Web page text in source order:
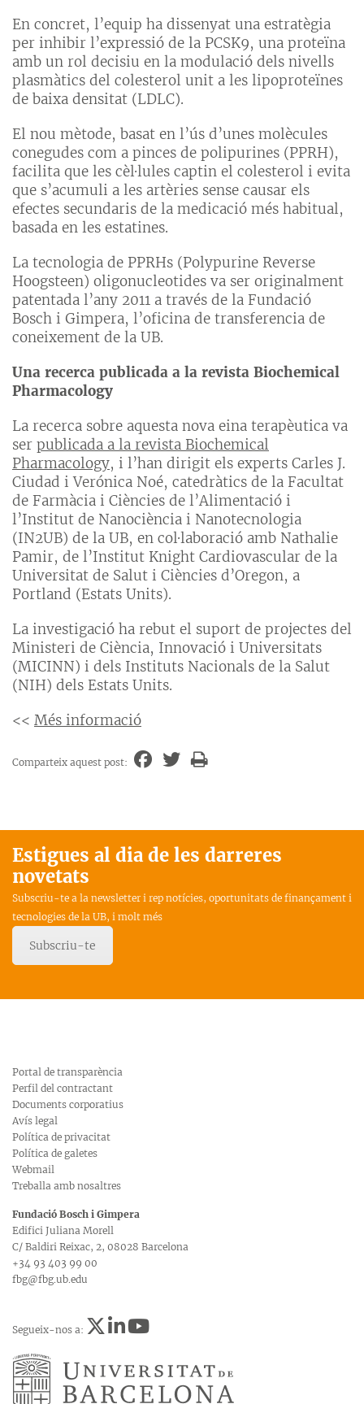
En concret, l’equip ha dissenyat una estratègia
per inhibir l’expressió de la PCSK9, una proteïna
amb un rol decisiu en la modulació dels nivells
plasmàtics del colesterol unit a les lipoproteïnes
de baixa densitat (LDLC).
El nou mètode, basat en l’ús d’unes molècules
conegudes com a pinces de polipurines (PPRH),
facilita que les cèl·lules captin el colesterol i evita
que s’acumuli a les artèries sense causar els
efectes secundaris de la medicació més habitual,
basada en les estatines.
La tecnologia de PPRHs (Polypurine Reverse
Hoogsteen) oligonucleotides va ser originalment
patentada l’any 2011 a través de la Fundació
Bosch i Gimpera, l’oficina de transferencia de
coneixement de la UB.
Una recerca publicada a la revista Biochemical
Pharmacology
La recerca sobre aquesta nova eina terapèutica va
ser publicada a la revista Biochemical
Pharmacology, i l’han dirigit els experts Carles J.
Ciudad i Verónica Noé, catedràtics de la Facultat
de Farmàcia i Ciències de l’Alimentació i
l’Institut de Nanociència i Nanotecnologia
(IN2UB) de la UB, en col·laboració amb Nathalie
Pamir, de l’Institut Knight Cardiovascular de la
Universitat de Salut i Ciències d’Oregon, a
Portland (Estats Units).
La investigació ha rebut el suport de projectes del
Ministeri de Ciència, Innovació i Universitats
(MICINN) i dels Instituts Nacionals de la Salut
(NIH) dels Estats Units.
<< Més informació
Comparteix aquest post:
Estigues al dia de les darreres
novetats
Subscriu-te a la newsletter i rep notícies, oportunitats de finançament i
tecnologies de la UB, i molt més
Subscriu-te
Portal de transparència
Perfil del contractant
Documents corporatius
Avís legal
Política de privacitat
Política de galetes
Webmail
Treballa amb nosaltres
Fundació Bosch i Gimpera
Edifici Juliana Morell
C/ Baldiri Reixac, 2, 08028 Barcelona
+34 93 403 99 00
fbg@fbg.ub.edu
Segueix-nos a: